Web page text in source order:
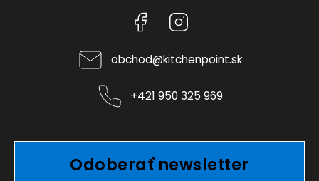
Facebook
obchod@kitchenpoint.sk
+421 950 325 969
Odoberať newsletter